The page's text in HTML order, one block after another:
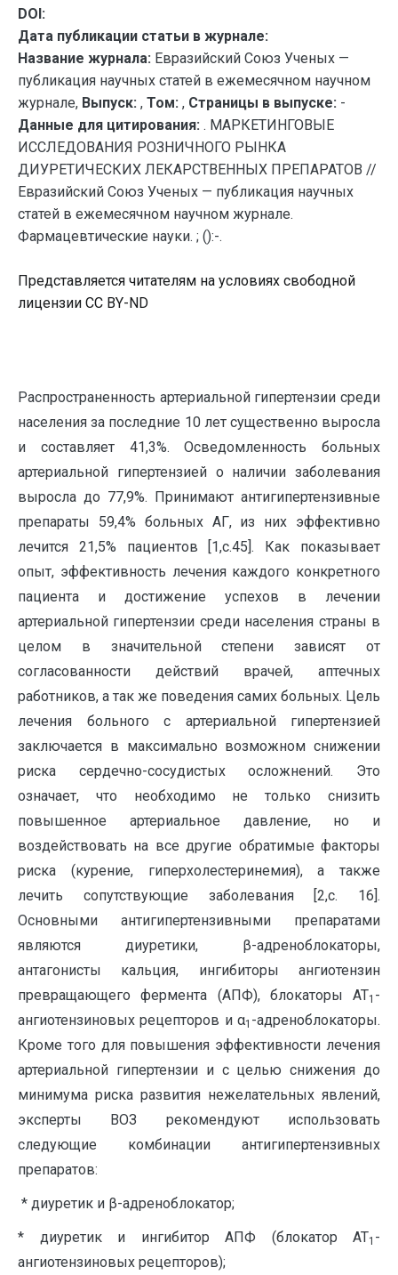
DOI:
Дата публикации статьи в журнале:
Название журнала: Евразийский Союз Ученых —
публикация научных статей в ежемесячном научном
журнале, Выпуск: , Том: , Страницы в выпуске: -
Данные для цитирования: . МАРКЕТИНГОВЫЕ
ИССЛЕДОВАНИЯ РОЗНИЧНОГО РЫНКА
ДИУРЕТИЧЕСКИХ ЛЕКАРСТВЕННЫХ ПРЕПАРАТОВ //
Евразийский Союз Ученых — публикация научных
статей в ежемесячном научном журнале.
Фармацевтические науки. ; ():-.
Представляется читателям на условиях свободной
лицензии CC BY-ND
Распространенность артериальной гипертензии среди
населения за последние 10 лет существенно выросла
и составляет 41,3%. Осведомленность больных
артериальной гипертензией о наличии заболевания
выросла до 77,9%. Принимают антигипертензивные
препараты 59,4% больных АГ, из них эффективно
лечится 21,5% пациентов [1,с.45]. Как показывает
опыт, эффективность лечения каждого конкретного
пациента и достижение успехов в лечении
артериальной гипертензии среди населения страны в
целом в значительной степени зависят от
согласованности действий врачей, аптечных
работников, а так же поведения самих больных. Цель
лечения больного с артериальной гипертензией
заключается в максимально возможном снижении
риска сердечно-сосудистых осложнений. Это
означает, что необходимо не только снизить
повышенное артериальное давление, но и
воздействовать на все другие обратимые факторы
риска (курение, гиперхолестеринемия), а также
лечить сопутствующие заболевания [2,с. 16].
Основными антигипертензивными препаратами
являются диуретики, β-адреноблокаторы,
антагонисты кальция, ингибиторы ангиотензин
превращающего фермента (АПФ), блокаторы АТ1 -
ангиотензиновых рецепторов и α1 -адреноблокаторы.
Кроме того для повышения эффективности лечения
артериальной гипертензии и с целью снижения до
минимума риска развития нежелательных явлений,
эксперты ВОЗ рекомендуют использовать
следующие комбинации антигипертензивных
препаратов:
* диуретик и β-адреноблокатор;
* диуретик и ингибитор АПФ (блокатор АТ1 -
ангиотензиновых рецепторов);